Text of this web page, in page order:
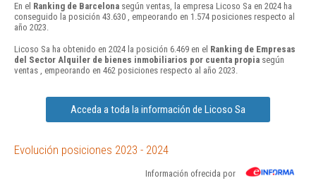
En el Ranking de Barcelona según ventas, la empresa Licoso Sa en 2024 ha
conseguido la posición 43.630 , empeorando en 1.574 posiciones respecto al
año 2023.
Licoso Sa ha obtenido en 2024 la posición 6.469 en el Ranking de Empresas
del Sector Alquiler de bienes inmobiliarios por cuenta propia según
ventas , empeorando en 462 posiciones respecto al año 2023.
Acceda a toda la información de Licoso Sa
Evolución posiciones 2023 - 2024
Información ofrecida por